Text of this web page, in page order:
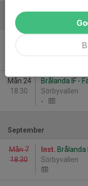
Augusti
Mån 24
18:30
Brålanda IF -
Sörbyvallen
-
September
Mån 7
18:30
Inst. Brålanda
Sörbyvallen